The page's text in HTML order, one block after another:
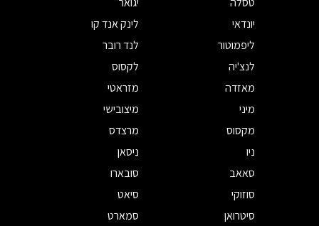
יונדאי
לינק אנד קו
ליפמוטור
לנד רובר
לנצ'יה
לקסוס
מאזדה
מזראטי
מיני
מיצובישי
מקסוס
מרצדס
ניו
ניסאן
סאאב
סובארו
סוזוקי
סיאט
סיטרואן
סמארט